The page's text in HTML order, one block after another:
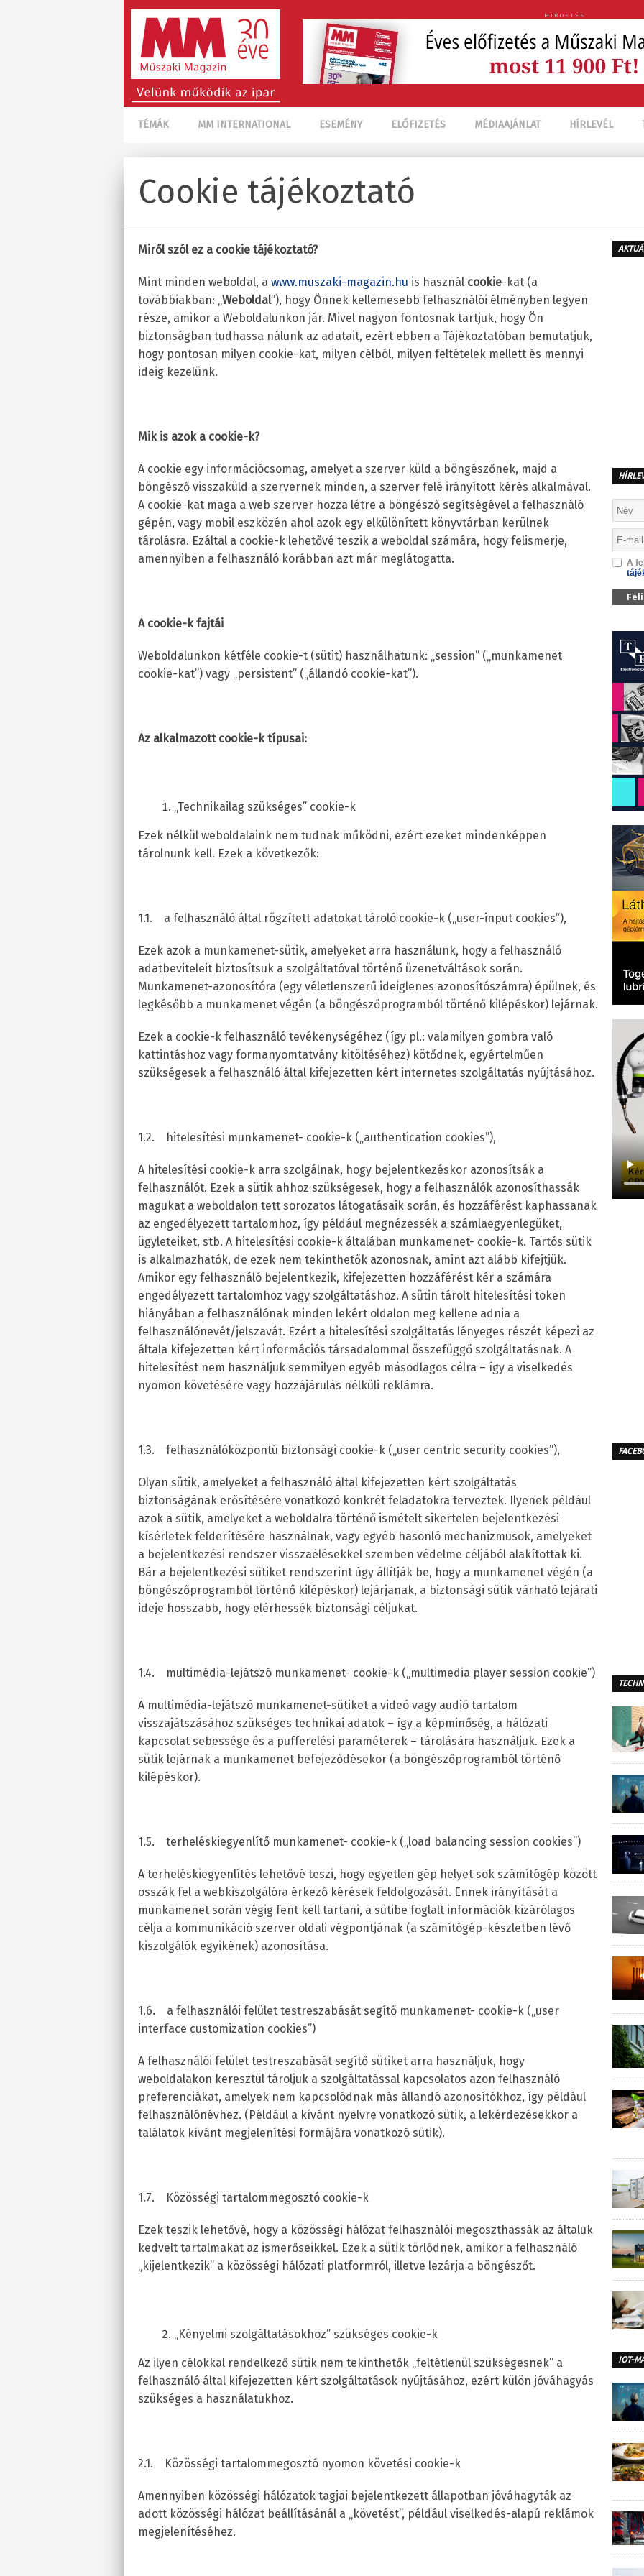
HIRDETÉS
TÉMÁK MM INTERNATIONAL ESEMÉNY ELŐFIZETÉS MÉDIAAJÁNLAT HÍRLEVÉL
Cookie tájékoztató
Miről szól ez a cookie tájékoztató?
Mint minden weboldal, a www.muszaki-magazin.hu is használ cookie-kat (a
továbbiakban: „Weboldal”), hogy Önnek kellemesebb felhasználói élményben legyen
része, amikor a Weboldalunkon jár. Mivel nagyon fontosnak tartjuk, hogy Ön
biztonságban tudhassa nálunk az adatait, ezért ebben a Tájékoztatóban bemutatjuk,
hogy pontosan milyen cookie-kat, milyen célból, milyen feltételek mellett és mennyi
ideig kezelünk.
Mik is azok a cookie-k?
A cookie egy információcsomag, amelyet a szerver küld a böngészőnek, majd a
böngésző visszaküld a szervernek minden, a szerver felé irányított kérés alkalmával.
A cookie-kat maga a web szerver hozza létre a böngésző segítségével a felhasználó
gépén, vagy mobil eszközén ahol azok egy elkülönített könyvtárban kerülnek
tárolásra. Ezáltal a cookie-k lehetővé teszik a weboldal számára, hogy felismerje,
amennyiben a felhasználó korábban azt már meglátogatta.
A cookie-k fajtái
Weboldalunkon kétféle cookie-t (sütit) használhatunk: „session” („munkamenet
cookie-kat”) vagy „persistent” („állandó cookie-kat”).
Az alkalmazott cookie-k típusai:
„Technikailag szükséges” cookie-k
Ezek nélkül weboldalaink nem tudnak működni, ezért ezeket mindenképpen
tárolnunk kell. Ezek a következők:
1.1. a felhasználó által rögzített adatokat tároló cookie-k („user-input cookies”),
Ezek azok a munkamenet-sütik, amelyeket arra használunk, hogy a felhasználó
adatbeviteleit biztosítsuk a szolgáltatóval történő üzenetváltások során.
Munkamenet-azonosítóra (egy véletlenszerű ideiglenes azonosítószámra) épülnek, és
legkésőbb a munkamenet végén (a böngészőprogramból történő kilépéskor) lejárnak.
Ezek a cookie-k felhasználó tevékenységéhez (így pl.: valamilyen gombra való
kattintáshoz vagy formanyomtatvány kitöltéséhez) kötődnek, egyértelműen
szükségesek a felhasználó által kifejezetten kért internetes szolgáltatás nyújtásához.
1.2. hitelesítési munkamenet- cookie-k („authentication cookies”),
A hitelesítési cookie-k arra szolgálnak, hogy bejelentkezéskor azonosítsák a
felhasználót. Ezek a sütik ahhoz szükségesek, hogy a felhasználók azonosíthassák
magukat a weboldalon tett sorozatos látogatásaik során, és hozzáférést kaphassanak
az engedélyezett tartalomhoz, így például megnézessék a számlaegyenlegüket,
ügyleteiket, stb. A hitelesítési cookie-k általában munkamenet- cookie-k. Tartós sütik
is alkalmazhatók, de ezek nem tekinthetők azonosnak, amint azt alább kifejtjük.
Amikor egy felhasználó bejelentkezik, kifejezetten hozzáférést kér a számára
engedélyezett tartalomhoz vagy szolgáltatáshoz. A sütin tárolt hitelesítési token
hiányában a felhasználónak minden lekért oldalon meg kellene adnia a
felhasználónevét/jelszavát. Ezért a hitelesítési szolgáltatás lényeges részét képezi az
általa kifejezetten kért információs társadalommal összefüggő szolgáltatásnak. A
hitelesítést nem használjuk semmilyen egyéb másodlagos célra – így a viselkedés
nyomon követésére vagy hozzájárulás nélküli reklámra.
1.3. felhasználóközpontú biztonsági cookie-k („user centric security cookies”),
Olyan sütik, amelyeket a felhasználó által kifejezetten kért szolgáltatás
biztonságának erősítésére vonatkozó konkrét feladatokra terveztek. Ilyenek például
azok a sütik, amelyeket a weboldalra történő ismételt sikertelen bejelentkezési
kísérletek felderítésére használnak, vagy egyéb hasonló mechanizmusok, amelyeket
a bejelentkezési rendszer visszaélésekkel szemben védelme céljából alakítottak ki.
Bár a bejelentkezési sütiket rendszerint úgy állítják be, hogy a munkamenet végén (a
böngészőprogramból történő kilépéskor) lejárjanak, a biztonsági sütik várható lejárati
ideje hosszabb, hogy elérhessék biztonsági céljukat.
1.4. multimédia-lejátszó munkamenet- cookie-k („multimedia player session cookie”)
A multimédia-lejátszó munkamenet-sütiket a videó vagy audió tartalom
visszajátszásához szükséges technikai adatok – így a képminőség, a hálózati
kapcsolat sebessége és a pufferelési paraméterek – tárolására használjuk. Ezek a
sütik lejárnak a munkamenet befejeződésekor (a böngészőprogramból történő
kilépéskor).
1.5. terheléskiegyenlítő munkamenet- cookie-k („load balancing session cookies”)
A terheléskiegyenlítés lehetővé teszi, hogy egyetlen gép helyet sok számítógép között
osszák fel a webkiszolgálóra érkező kérések feldolgozását. Ennek irányítását a
munkamenet során végig fent kell tartani, a sütibe foglalt információk kizárólagos
célja a kommunikáció szerver oldali végpontjának (a számítógép-készletben lévő
kiszolgálók egyikének) azonosítása.
1.6. a felhasználói felület testreszabását segítő munkamenet- cookie-k („user
interface customization cookies”)
A felhasználói felület testreszabását segítő sütiket arra használjuk, hogy
weboldalakon keresztül tároljuk a szolgáltatással kapcsolatos azon felhasználó
preferenciákat, amelyek nem kapcsolódnak más állandó azonosítókhoz, így például
felhasználónévhez. (Például a kívánt nyelvre vonatkozó sütik, a lekérdezésekkor a
találatok kívánt megjelenítési formájára vonatkozó sütik).
1.7. Közösségi tartalommegosztó cookie-k
Ezek teszik lehetővé, hogy a közösségi hálózat felhasználói megoszthassák az általuk
kedvelt tartalmakat az ismerőseikkel. Ezek a sütik törlődnek, amikor a felhasználó
„kijelentkezik” a közösségi hálózati platformról, illetve lezárja a böngészőt.
„Kényelmi szolgáltatásokhoz” szükséges cookie-k
Az ilyen célokkal rendelkező sütik nem tekinthetők „feltétlenül szükségesnek” a
felhasználó által kifejezetten kért szolgáltatások nyújtásához, ezért külön jóváhagyás
szükséges a használatukhoz.
2.1. Közösségi tartalommegosztó nyomon követési cookie-k
Amennyiben közösségi hálózatok tagjai bejelentkezett állapotban jóváhagyták az
adott közösségi hálózat beállításánál a „követést”, például viselkedés-alapú reklámok
megjelenítéséhez.
A
IOT-